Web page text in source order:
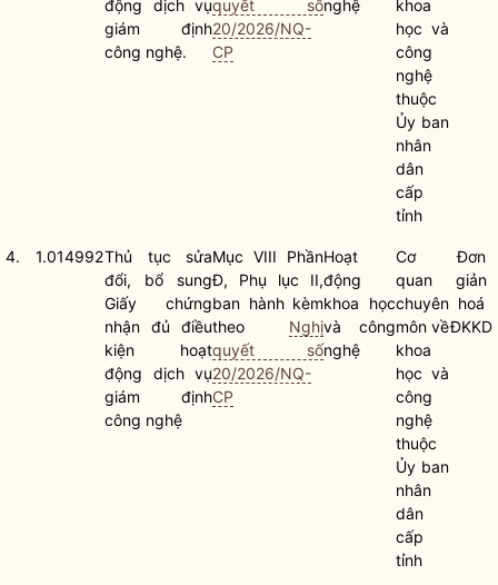
động dịch vụ
giám định
công nghệ.
quyết số
20/2026/NQ-
CP
nghệ
khoa
học và
công
nghệ
thuộc
Ủy ban
nhân
dân
cấp
tỉnh
4. 1.014992Thủ tục sửa
đổi, bổ sung
Giấy chứng
nhận đủ điều
kiện hoạt
động dịch vụ
giám định
công nghệ
Mục VIII Phần
Đ, Phụ lục II,
ban hành kèm
theo Nghị
quyết số
20/2026/NQ-
CP
Hoạt
động
khoa học
và công
nghệ
Cơ
quan
chuyên
môn về
khoa
học và
công
nghệ
thuộc
Ủy ban
nhân
dân
cấp
tỉnh
Đơn
giản
hoá
ĐKKD